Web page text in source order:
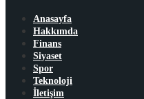
Anasayfa
Hakkımda
Finans
Siyaset
Spor
Teknoloji
İletişim